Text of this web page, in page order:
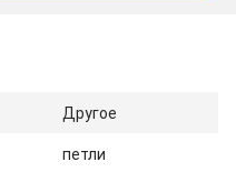
Другое
петли